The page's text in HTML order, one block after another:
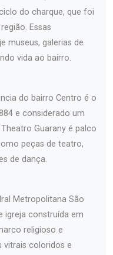
do charque, que foi
Essas
museus, galerias de
vida ao bairro.
do bairro Centro é o
e considerado um
Guarany é palco
peças de teatro,
de dança.
Metropolitana São
igreja construída em
religioso e
vitrais coloridos e